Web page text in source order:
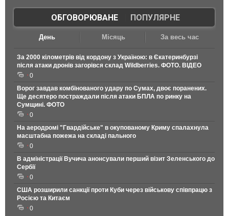
ОБГОВОРЮВАНЕ| ПОПУЛЯРНЕ
День Місяць За весь час
За 2000 кілометрів від кордону з Україною: в Єкатеринбурзі
після атаки дронів загорівся склад Wildberries. ФОТО. ВІДЕО
0
Ворог завдав комбінованого удару по Сумах, двоє поранених.
Ще десятеро постраждали після атаки БПЛА по ринку на
Сумщині. ФОТО
0
На аеродромі "Гвардійське" в окупованому Криму спалахнула
масштабна пожежа на складі пального
0
В адміністрації Вучича анонсували перший візит Зеленського до
Сербії
0
США розширили санкції проти Куби через військову співпрацю з
Росією та Китаєм
0